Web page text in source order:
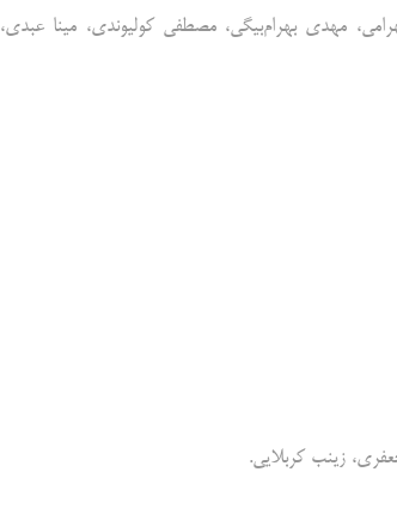
مهدی بهرام‌بیگی، مصطفی کولیوندی، مینا عبدی،
زینب کربلایی.